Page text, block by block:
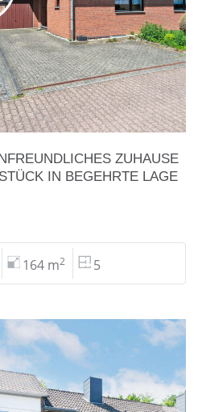
ZUHAUSE
IN BEGEHRTE LAGE V
164 m2 5